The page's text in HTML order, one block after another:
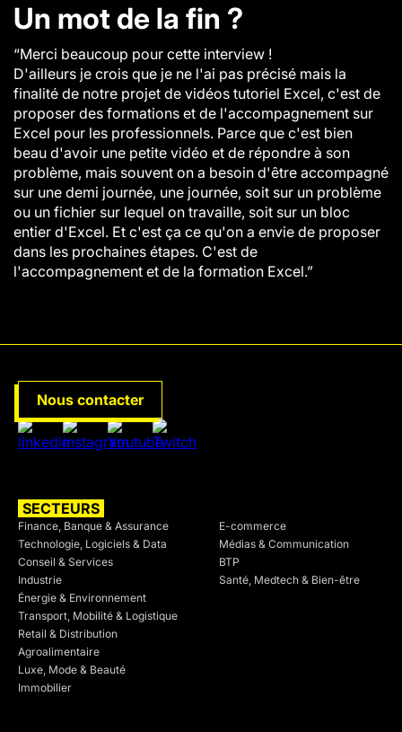
Un mot de la fin ?
“Merci beaucoup pour cette interview !
D'ailleurs je crois que je ne l'ai pas précisé mais la
finalité de notre projet de vidéos tutoriel Excel, c'est de
proposer des formations et de l'accompagnement sur
Excel pour les professionnels. Parce que c'est bien
beau d'avoir une petite vidéo et de répondre à son
problème, mais souvent on a besoin d'être accompagné
sur une demi journée, une journée, soit sur un problème
ou un fichier sur lequel on travaille, soit sur un bloc
entier d'Excel. Et c'est ça ce qu'on a envie de proposer
dans les prochaines étapes. C'est de
l'accompagnement et de la formation Excel.”
SECTEURS
Finance, Banque & Assurance
Technologie, Logiciels & Data
Conseil & Services
Industrie
Énergie & Environnement
Transport, Mobilité & Logistique
Retail & Distribution
Agroalimentaire
Luxe, Mode & Beauté
Immobilier
E-commerce
Médias & Communication
BTP
Santé, Medtech & Bien-être
Nous contacter